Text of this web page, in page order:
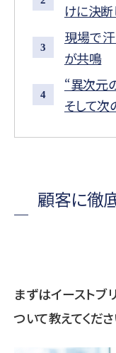
けに決
現場で
が共鳴
“異次元
そして次
顧客に徹
まずはイースト
ついて教えてくださ